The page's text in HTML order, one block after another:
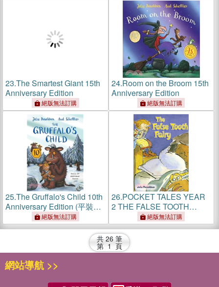
23.The Smartest Giant 15th
Anniversary Edition
絕版無法訂購
24.Room on the Broom 15th
Anniversary Edition
絕版無法訂購
25.The Gruffalo's Child 10th
Anniversary Edition (平裝本)
絕版無法訂購
26.POCKET TALES YEAR
2 THE FALSE TOOTH
絕版無法訂購
共 26 筆
第 1 頁
網站導航 >>